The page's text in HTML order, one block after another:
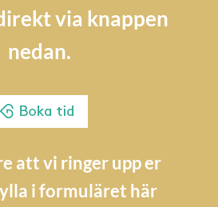
via knappen
nedan.
att vi ringer upp er
i formuläret här